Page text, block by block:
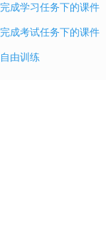
完成学习任务下的课件
完成考试任务下的课件
自由训练